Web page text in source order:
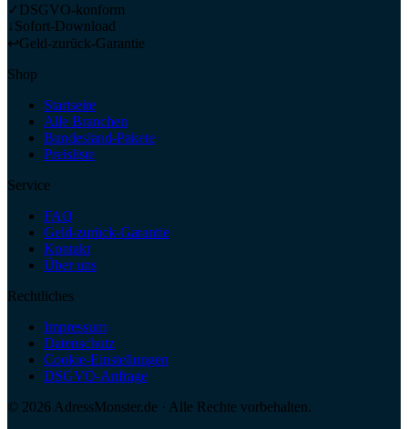
✓ DSGVO-konform
↓Sofort-Download
↩Geld-zurück-Garantie
Shop
Startseite
Alle Branchen
Bundesland-Pakete
Preisliste
Service
FAQ
Geld-zurück-Garantie
Kontakt
Über uns
Rechtliches
Impressum
Datenschutz
Cookie-Einstellungen
DSGVO-Anfrage
© 2026 AdressMonster.de · Alle Rechte vorbehalten.